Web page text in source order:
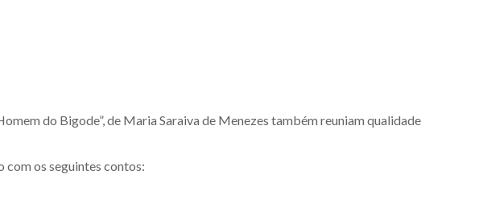
do Bigode”, de Maria Saraiva de Menezes também reuniam qualidade
com os seguintes contos: